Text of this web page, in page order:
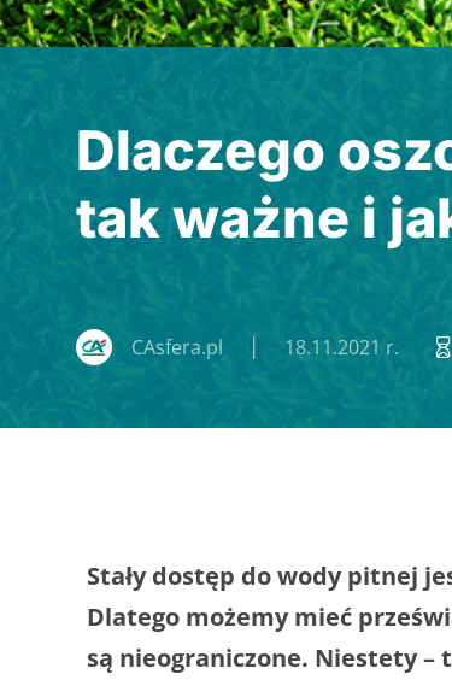
Dlaczego
tak ważne i
CAsfera.pl 18.11.2021 r.
Stały dostęp do wody pitnej
Dlatego możemy mieć
są nieograniczone. Niestety –